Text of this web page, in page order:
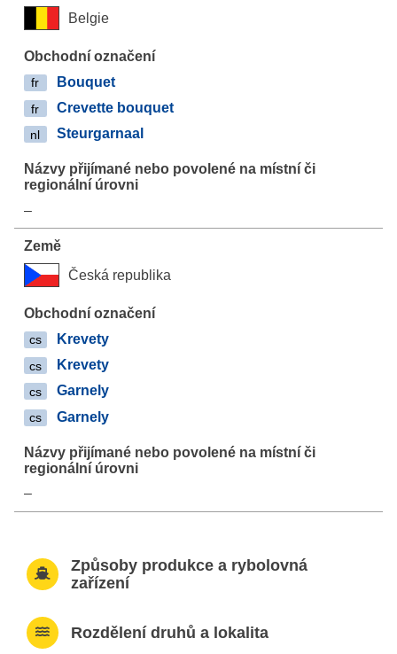
Belgie
fr Bouquet
fr Crevette bouquet
nl Steurgarnaal
–
Česká republika
cs Krevety
cs Krevety
cs Garnely
cs Garnely
–
Způsoby produkce a rybolovná
zařízení
Rozdělení druhů a lokalita